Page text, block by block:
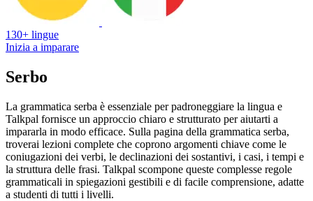
130+ lingue
Inizia a imparare
Serbo
La grammatica serba è essenziale per padroneggiare la lingua e
Talkpal fornisce un approccio chiaro e strutturato per aiutarti a
impararla in modo efficace. Sulla pagina della grammatica serba,
troverai lezioni complete che coprono argomenti chiave come le
coniugazioni dei verbi, le declinazioni dei sostantivi, i casi, i tempi e
la struttura delle frasi. Talkpal scompone queste complesse regole
grammaticali in spiegazioni gestibili e di facile comprensione, adatte
a studenti di tutti i livelli.